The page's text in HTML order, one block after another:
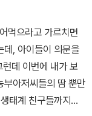
여러가지 질문들을
같은 분위기였답니
에게 읽어주면서 이
호기심 가득한 아
감같은 느낌으로 읽
할머니 이야기도 하
생태계의 모습도
, 우리가 밥 한 그릇
요한지 알게 되어 쌀
어려울 것이라고 생
어 아이들이 재미있
는 일 년 벼농사의 과
먹고 먹히는 관계가
먹으라고 가르치면
데, 아이들이 의문을
데 이번에 내가 보
부아저씨들의 땀 뿐만
태계 친구들까지모